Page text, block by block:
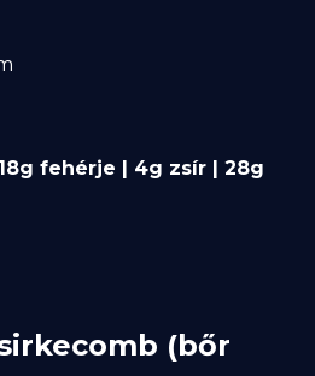
fehérje | 4g zsír | 28g
(bőr